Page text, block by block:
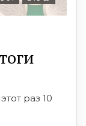
раз 10